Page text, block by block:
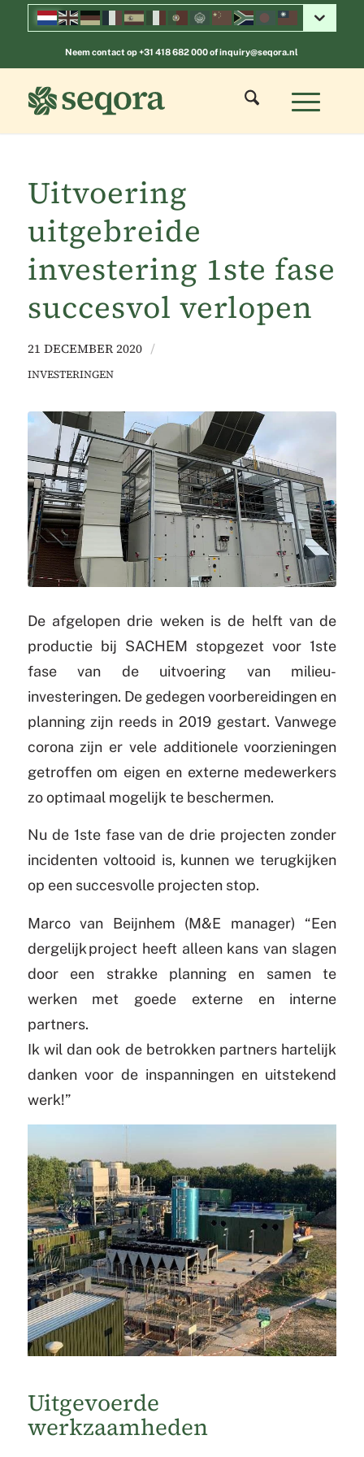
Neem contact op+31 418 682 000ofinquiry@seqora.nl
Uitvoering
uitgebreide
investering 1ste fase
succesvol verlopen
21 DECEMBER 2020 /
INVESTERINGEN
De afgelopen drie weken is de helft van de
productie bij SACHEM stopgezet voor 1ste
fase van de uitvoering van milieu-
investeringen. De gedegen voorbereidingen en
planning zijn reeds in 2019 gestart. Vanwege
corona zijn er vele additionele voorzieningen
getroffen om eigen en externe medewerkers
zo optimaal mogelijk te beschermen.
Nu de 1ste fase van de drie projecten zonder
incidenten voltooid is, kunnen we terugkijken
op een succesvolle projecten stop.
Marco van Beijnhem (M&E manager) “Een
dergelijk project heeft alleen kans van slagen
door een strakke planning en samen te
werken met goede externe en interne
partners.
Ik wil dan ook de betrokken partners hartelijk
danken voor de inspanningen en uitstekend
werk!”
Uitgevoerde
werkzaamheden